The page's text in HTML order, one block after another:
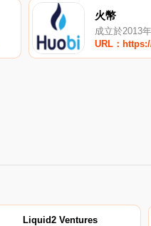
火幣
成立於2013
URL：
Liquid2 Ventures